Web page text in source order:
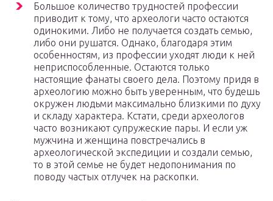
Большое количество трудностей профессии
приводит к тому, что археологи часто остаются
одинокими. Либо не получается создать семью,
либо они рушатся. Однако, благодаря этим
особенностям, из профессии уходят люди к ней
неприспособленные. Остаются только
настоящие фанаты своего дела. Поэтому придя в
археологию можно быть уверенным, что будешь
окружен людьми максимально близкими по духу
и складу характера. Кстати, среди археологов
часто возникают супружеские пары. И если уж
мужчина и женщина повстречались в
археологической экспедиции и создали семью,
то в этой семье не будет недопонимания по
поводу частых отлучек на раскопки.